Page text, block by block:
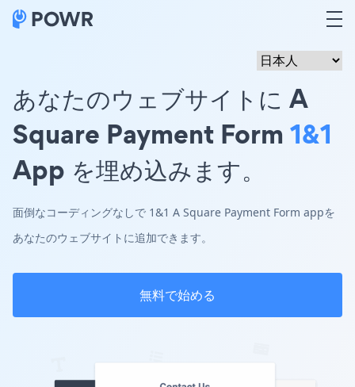
あなたのウェブサイトに A
Square Payment Form 1&1
App を埋め込みます。
面倒なコーディングなしで 1&1 A Square Payment Form appを
あなたのウェブサイトに追加できます。
無料で始める